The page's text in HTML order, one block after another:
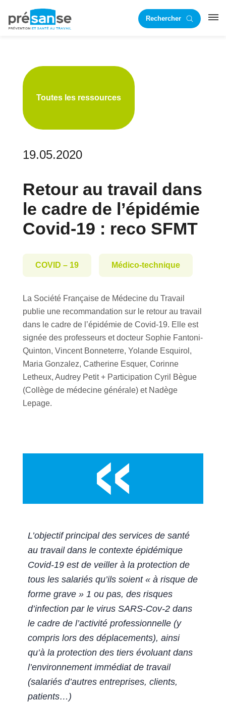
principale
RechercherRST
Toutes les ressources
19.05.2020
Retour au travail dans
le cadre de l’épidémie
Covid-19 : reco SFMT
COVID – 19 Médico-technique
La Société Française de Médecine du Travail
publie une recommandation sur le retour au travail
dans le cadre de l’épidémie de Covid-19. Elle est
signée des professeurs et docteur Sophie Fantoni-
Quinton, Vincent Bonneterre, Yolande Esquirol,
Maria Gonzalez, Catherine Esquer, Corinne
Letheux, Audrey Petit + Participation Cyril Bègue
(Collège de médecine générale) et Nadège
Lepage.
L’objectif principal des services de santé
au travail dans le contexte épidémique
Covid-19 est de veiller à la protection de
tous les salariés qu’ils soient « à risque de
forme grave » 1 ou pas, des risques
d’infection par le virus SARS-Cov-2 dans
le cadre de l’activité professionnelle (y
compris lors des déplacements), ainsi
qu’à la protection des tiers évoluant dans
l’environnement immédiat de travail
(salariés d’autres entreprises, clients,
patients…)